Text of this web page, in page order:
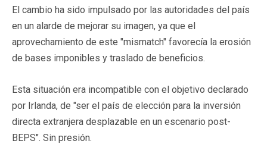
El cambio ha sido impulsado por las autoridades del país
en un alarde de mejorar su imagen, ya que el
aprovechamiento de este "mismatch" favorecía la erosión
de bases imponibles y traslado de beneficios.
Esta situación era incompatible con el objetivo declarado
por Irlanda, de "ser el país de elección para la inversión
directa extranjera desplazable en un escenario post-
BEPS". Sin presión.